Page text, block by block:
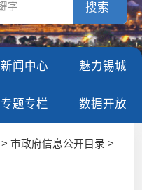
新闻中心 魅力锡城
专题专栏 数据开放
> 市政府信息公开目录 >